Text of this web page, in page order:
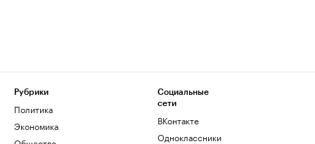
Рубрики
Политика
Экономика
Социальные
сети
ВКонтакте
Одноклассники